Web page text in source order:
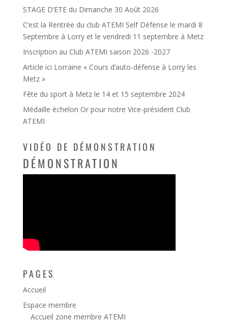
STAGE D’ETE du Dimanche 30 Août 2026
C’est la Rentrée du club ATEMI Self Défense le mardi 8
Septembre à Lorry et le vendredi 11 septembre à Metz
Inscription au Club ATEMI saison 2026 -2027
Article ici Lorraine « Cours d’auto-défense à Lorry les
Metz »
Fête du sport à Metz le 14 et 15 septembre 2024
Médaille échelon Or pour notre Vice-président Club
ATEMI
VIDÉO DE DÉMONSTRATION
DÉMONSTRATION
PAGES
Accueil
Espace membre
Accueil zone membre ATEMI